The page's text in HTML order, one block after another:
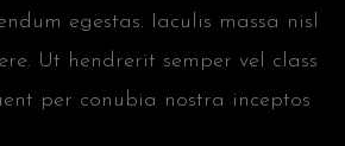
egestas. Iaculis massa nisl
Ut hendrerit semper vel class
per conubia nostra inceptos